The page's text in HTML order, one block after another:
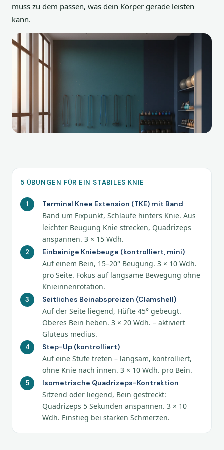
muss zu dem passen, was dein Körper gerade leisten
kann.
5 ÜBUNGEN FÜR EIN STABILES KNIE
Terminal Knee Extension (TKE) mit Band
Band um Fixpunkt, Schlaufe hinters Knie. Aus
leichter Beugung Knie strecken, Quadrizeps
anspannen. 3 × 15 Wdh.
Einbeinige Kniebeuge (kontrolliert, mini)
Auf einem Bein, 15–20° Beugung. 3 × 10 Wdh.
pro Seite. Fokus auf langsame Bewegung ohne
Knieinnenrotation.
Seitliches Beinabspreizen (Clamshell)
Auf der Seite liegend, Hüfte 45° gebeugt.
Oberes Bein heben. 3 × 20 Wdh. – aktiviert
Gluteus medius.
Step-Up (kontrolliert)
Auf eine Stufe treten – langsam, kontrolliert,
ohne Knie nach innen. 3 × 10 Wdh. pro Bein.
Isometrische Quadrizeps-Kontraktion
Sitzend oder liegend, Bein gestreckt:
Quadrizeps 5 Sekunden anspannen. 3 × 10
Wdh. Einstieg bei starken Schmerzen.